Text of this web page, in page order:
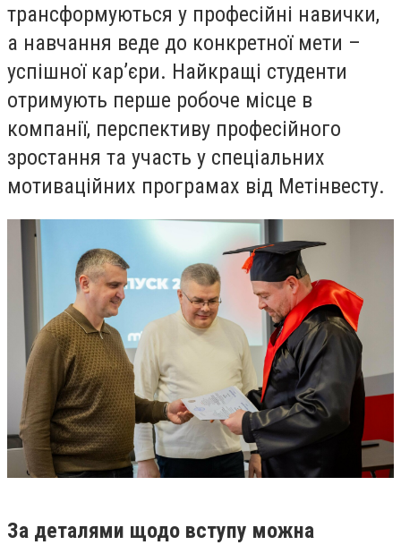
трансформуються у професійні навички,
а навчання веде до конкретної мети –
успішної кар’єри. Найкращі студенти
отримують перше робоче місце в
компанії, перспективу професійного
зростання та участь у спеціальних
мотиваційних програмах від Метінвесту.
За деталями щодо вступу можна